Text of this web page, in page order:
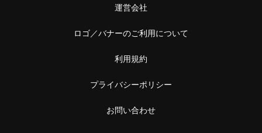
運営会社
ロゴ／バナーのご利用について
利用規約
プライバシーポリシー
お問い合わせ